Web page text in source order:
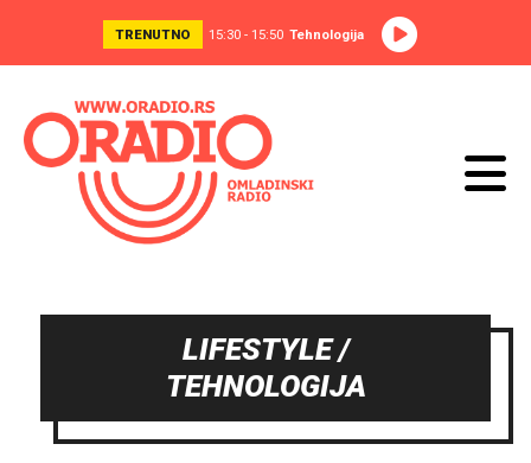
TRENUTNO 15:30 - 15:50 Tehnologija
LIFESTYLE /
TEHNOLOGIJA